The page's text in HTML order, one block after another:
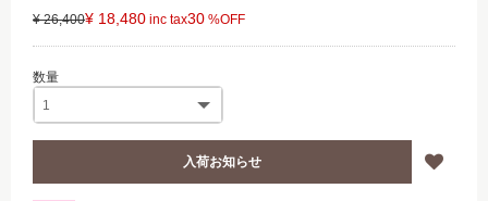
¥ 26,400¥ 18,480 30